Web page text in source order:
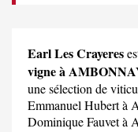
Earl Les Crayeres
vigne à
une sélection de
Emmanuel Hubertà
Dominique Fauvetà